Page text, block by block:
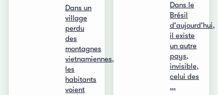
Dans un
village
perdu
des
montagnes
vietnamiennes,
les
habitants
voient
Dans le
Brésil
d'aujourd'hui,
il existe
un autre
pays,
invisible,
celui des
...